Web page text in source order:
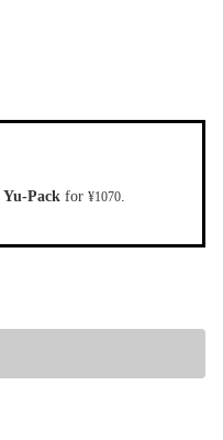
Yu-Pack for ¥1070.